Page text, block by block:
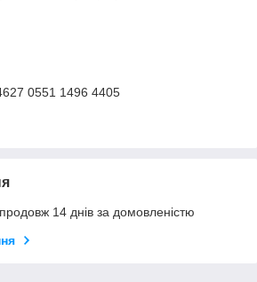
0551 1496 4405
14 днів за домовленістю